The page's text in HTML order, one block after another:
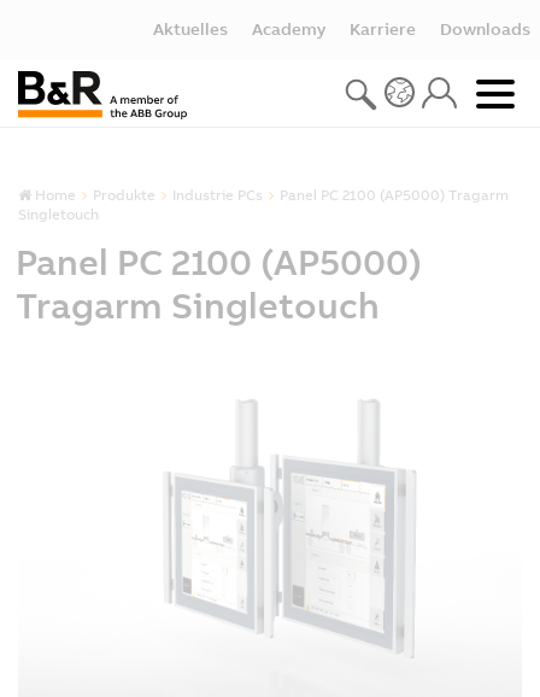
Aktuelles Academy Karriere Downloads
Home Produkte Industrie PCs
Panel PC 2100 (AP5000) Tragarm
Singletouch
Panel PC 2100 (AP5000)
Tragarm Singletouch